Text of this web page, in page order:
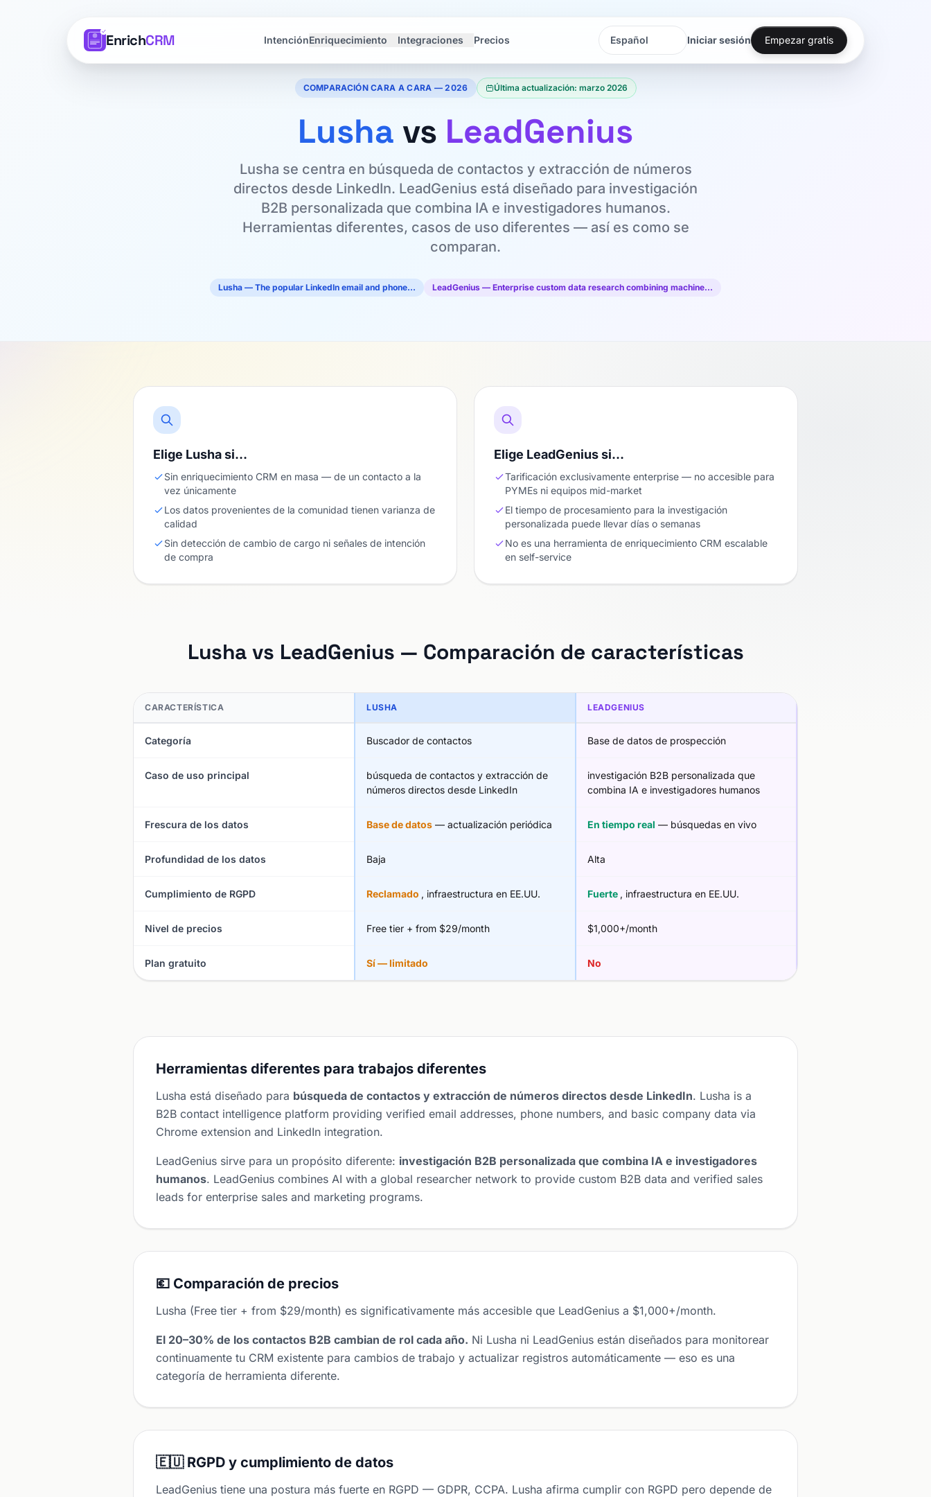
EnrichCRM IntenciónEnriquecimiento Integraciones Precios
Idioma
Idioma
Iniciar sesión Empezar gratis
COMPARACIÓN CARA A CARA — 2026 Última actualización: marzo 2026
Lusha vs LeadGenius
Lusha se centra en búsqueda de contactos y extracción de números
directos desde LinkedIn. LeadGenius está diseñado para investigación
B2B personalizada que combina IA e investigadores humanos.
Herramientas diferentes, casos de uso diferentes — así es como se
comparan.
Lusha — The popular LinkedIn email and phone… LeadGenius — Enterprise custom data research combining machine…
Elige Lusha si…
Sin enriquecimiento CRM en masa — de un contacto a la
vez únicamente
Los datos provenientes de la comunidad tienen varianza de
calidad
Sin detección de cambio de cargo ni señales de intención
de compra
Elige LeadGenius si…
Tarificación exclusivamente enterprise — no accesible para
PYMEs ni equipos mid-market
El tiempo de procesamiento para la investigación
personalizada puede llevar días o semanas
No es una herramienta de enriquecimiento CRM escalable
en self-service
Lusha vs LeadGenius — Comparación de características
CARACTERÍSTICA LUSHA LEADGENIUS
Categoría Buscador de contactos Base de datos de prospección
Caso de uso principal
búsqueda de contactos y extracción de
números directos desde LinkedIn
investigación B2B personalizada que
combina IA e investigadores humanos
Frescura de los datos Base de datos — actualización periódica En tiempo real — búsquedas en vivo
Profundidad de los datos Baja Alta
Cumplimiento de RGPD Reclamado , infraestructura en EE.UU. Fuerte , infraestructura en EE.UU.
Nivel de precios Free tier + from $29/month $1,000+/month
Plan gratuito Sí — limitado No
Herramientas diferentes para trabajos diferentes
Lusha está diseñado para búsqueda de contactos y extracción de números directos desde LinkedIn. Lusha is a
B2B contact intelligence platform providing verified email addresses, phone numbers, and basic company data via
Chrome extension and LinkedIn integration.
LeadGenius sirve para un propósito diferente: investigación B2B personalizada que combina IA e investigadores
humanos. LeadGenius combines AI with a global researcher network to provide custom B2B data and verified sales
leads for enterprise sales and marketing programs.
💶 Comparación de precios
Lusha (Free tier + from $29/month) es significativamente más accesible que LeadGenius a $1,000+/month.
El 20–30% de los contactos B2B cambian de rol cada año. Ni Lusha ni LeadGenius están diseñados para monitorear
continuamente tu CRM existente para cambios de trabajo y actualizar registros automáticamente — eso es una
categoría de herramienta diferente.
🇪🇺 RGPD y cumplimiento de datos
LeadGenius tiene una postura más fuerte en RGPD — GDPR, CCPA. Lusha afirma cumplir con RGPD pero depende de